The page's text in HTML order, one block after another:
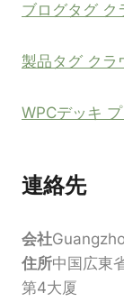
ブログタグ ク
製品タグ クラ
WPCデッキ
連絡先
会社
住所中国広東
第4大厦